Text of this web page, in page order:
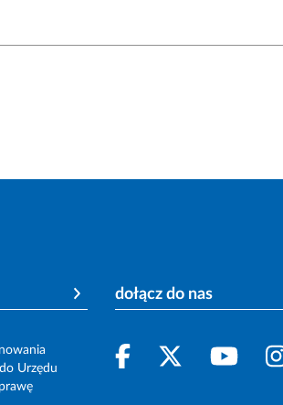
Urzędu
dołącz do nas